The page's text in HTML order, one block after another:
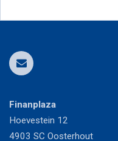
Finanplaza
Hoevestein 12
4903 SC Oosterhout